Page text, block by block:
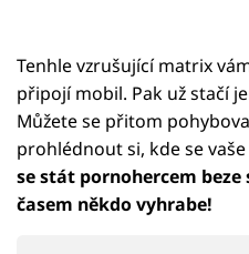
Tenhle vzrušující matrix
připojí mobil. Pak už stačí
Můžete se přitom
prohlédnout si, kde se
se stát pornohercem
časem někdo vyhrabe!